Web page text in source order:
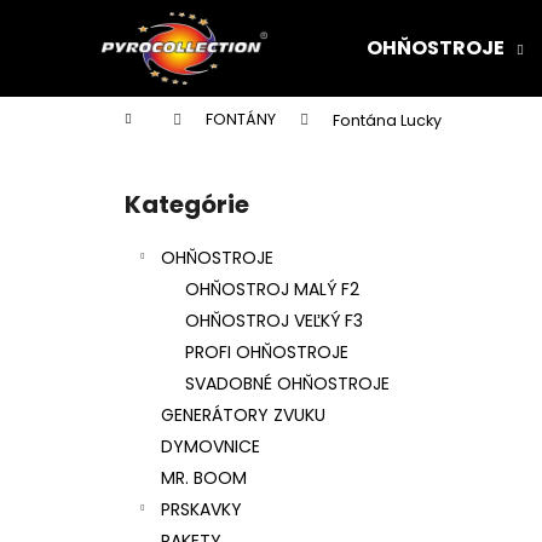
OHŇOSTROJE
Domov FONTÁNY Fontána Lucky
Preskočiť
kategórie
Kategórie
OHŇOSTROJE
OHŇOSTROJ MALÝ F2
OHŇOSTROJ VEĽKÝ F3
PROFI OHŇOSTROJE
SVADOBNÉ OHŇOSTROJE
GENERÁTORY ZVUKU
DYMOVNICE
MR. BOOM
PRSKAVKY
í
Späť
do
Späť
do